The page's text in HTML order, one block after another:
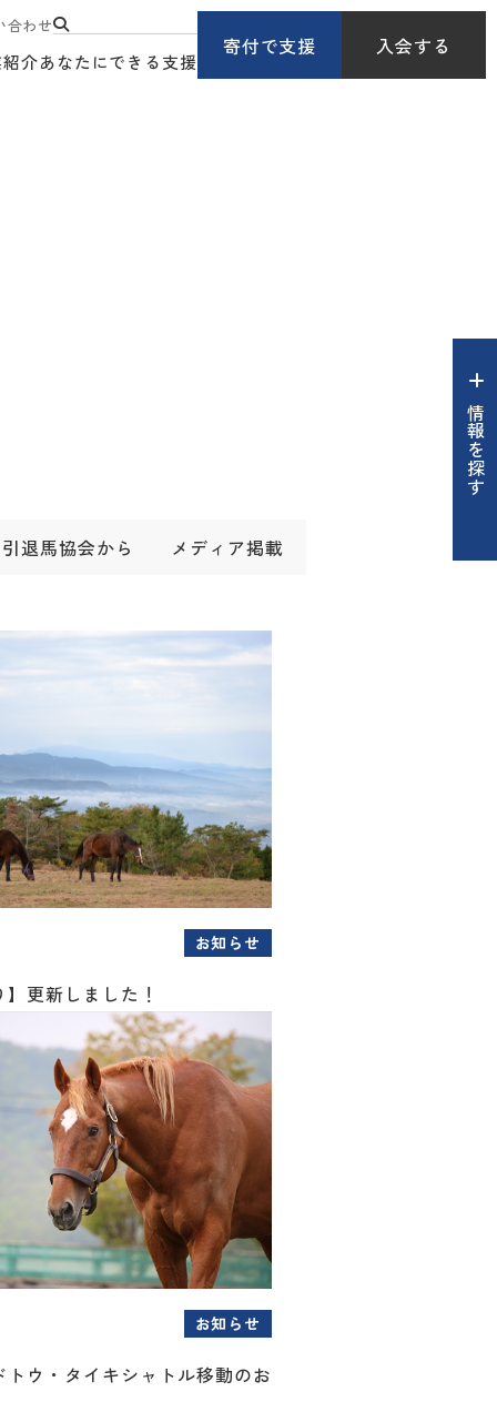
合わせ
介あなたにできる支援
寄付で支援 入会する
情報を探す
引退馬協会から メディア掲載
お知らせ
更新しました！
お知らせ
トウ・タイキシャトル移動のお